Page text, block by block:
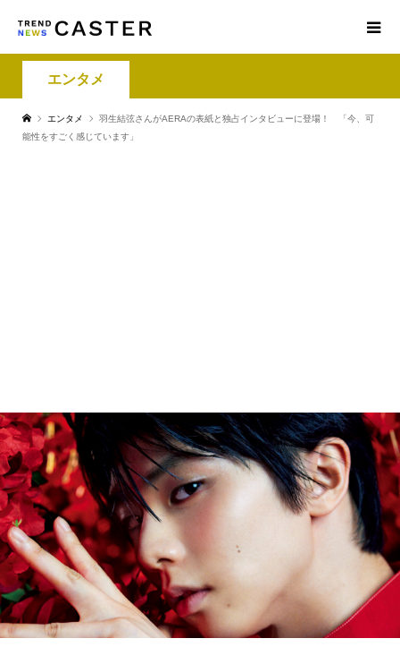
エンタメ
エンタメ
羽生結弦さんがAERAの表紙と独占インタビューに登場！ 「今、可
能性をすごく感じています」